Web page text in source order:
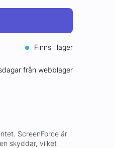
Finns i lager
från webblager
ScreenForce är
skyddar, vilket